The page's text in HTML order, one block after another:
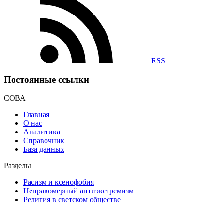
RSS
Постоянные ссылки
СОВА
Главная
О нас
Аналитика
Справочник
База данных
Разделы
Расизм и ксенофобия
Неправомерный антиэкстремизм
Религия в светском обществе